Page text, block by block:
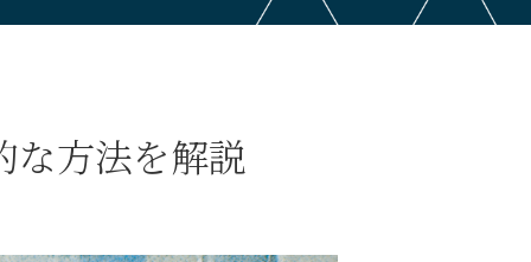
な方法を解説